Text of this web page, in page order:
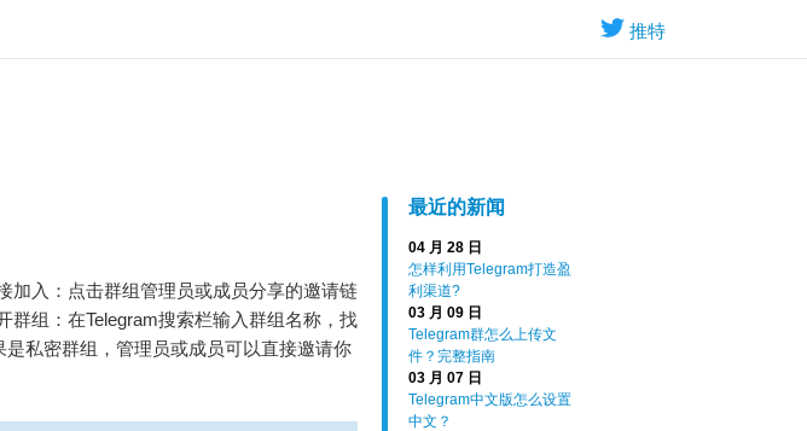
推特
最近的新闻
04 月 28 日
怎样利用Telegram打造盈
利渠道?
03 月 09 日
Telegram群怎么上传文
件？完整指南
03 月 07 日
Telegram中文版怎么设置
中文？
加入：点击群组管理员或成员分享的邀请链
组：在Telegram搜索栏输入群组名称，找
私密群组，管理员或成员可以直接邀请你